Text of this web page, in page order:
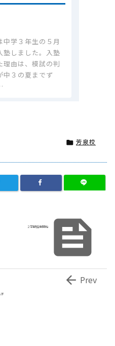
中学３年生の５月
塾しました。入塾
理由は、模試の判
中３の夏までず
 芳泉校

２学期授業開始
子
 Prev